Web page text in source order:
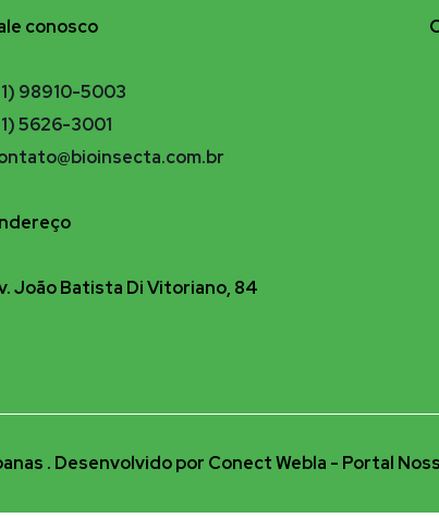
conosco
98910-5003
5626-3001
João Batista Di Vitoriano, 84
. Desenvolvido por Conect Webla - Portal